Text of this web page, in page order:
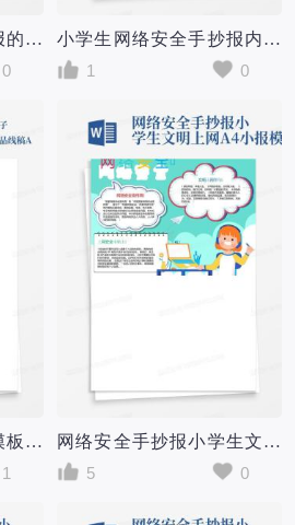
小学生网络安全手抄报的句子怎么写
0
小学生网络安全手抄报内容
1
0
预防电信诈骗手抄报模板电子版学生网络安全手抄报半成品线稿A...
1
网络安全手抄报小学生文明上网A4小报模板
5
0